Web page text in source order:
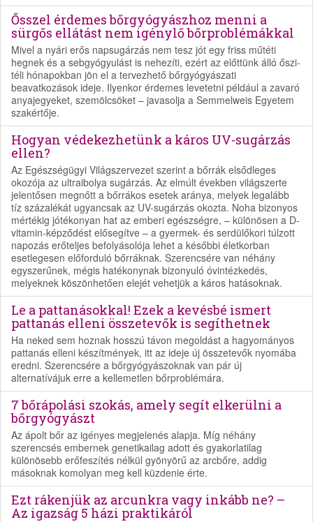
Ősszel érdemes bőrgyógyászhoz menni a
sürgős ellátást nem igénylő bőrproblémákkal
Mivel a nyári erős napsugárzás nem tesz jót egy friss műtéti
hegnek és a sebgyógyulást is nehezíti, ezért az előttünk álló őszi-
téli hónapokban jön el a tervezhető bőrgyógyászati
beavatkozások ideje. Ilyenkor érdemes levetetni például a zavaró
anyajegyeket, szemölcsöket – javasolja a Semmelweis Egyetem
szakértője.
Hogyan védekezhetünk a káros UV-sugárzás
ellen?
Az Egészségügyi Világszervezet szerint a bőrrák elsődleges
okozója az ultraibolya sugárzás. Az elmúlt években világszerte
jelentősen megnőtt a bőrrákos esetek aránya, melyek legalább
tíz százalékát ugyancsak az UV-sugárzás okozta. Noha bizonyos
mértékig jótékonyan hat az emberi egészségre, – különösen a D-
vitamin-képződést elősegítve – a gyermek- és serdülőkori túlzott
napozás erőteljes befolyásolója lehet a későbbi életkorban
esetlegesen előforduló bőrráknak. Szerencsére van néhány
egyszerűnek, mégis hatékonynak bizonyuló óvintézkedés,
melyeknek köszönhetően elejét vehetjük a káros hatásoknak.
Le a pattanásokkal! Ezek a kevésbé ismert
pattanás elleni összetevők is segíthetnek
Ha neked sem hoznak hosszú távon megoldást a hagyományos
pattanás elleni készítmények, itt az ideje új összetevők nyomába
eredni. Szerencsére a bőrgyógyászoknak van pár új
alternatívájuk erre a kellemetlen bőrproblémára.
7 bőrápolási szokás, amely segít elkerülni a
bőrgyógyászt
Az ápolt bőr az igényes megjelenés alapja. Míg néhány
szerencsés embernek genetikailag adott és gyakorlatilag
különösebb erőfeszítés nélkül gyönyörű az arcbőre, addig
másoknak komolyan meg kell küzdenie érte.
Ezt rákenjük az arcunkra vagy inkább ne? –
Az igazság 5 házi praktikáról